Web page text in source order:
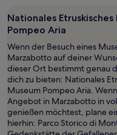
2 Erwachsenen
gefunden
wurde.
Preise
und
Verfügbarkeiten
können
sich
ändern.
Es
können
Nationales Etruskisches
Pompeo Aria
Wenn der Besuch eines
Marzabotto auf deiner
dieser Ort bestimmt genau
dich zu bieten: Nationales
Museum Pompeo Aria.
Angebot in Marzabotto in
genießen möchtest, plane
hierhin: Parco Storico di